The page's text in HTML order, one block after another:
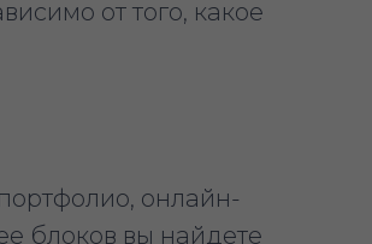
от того, какое
онлайн-
блоков вы найдете